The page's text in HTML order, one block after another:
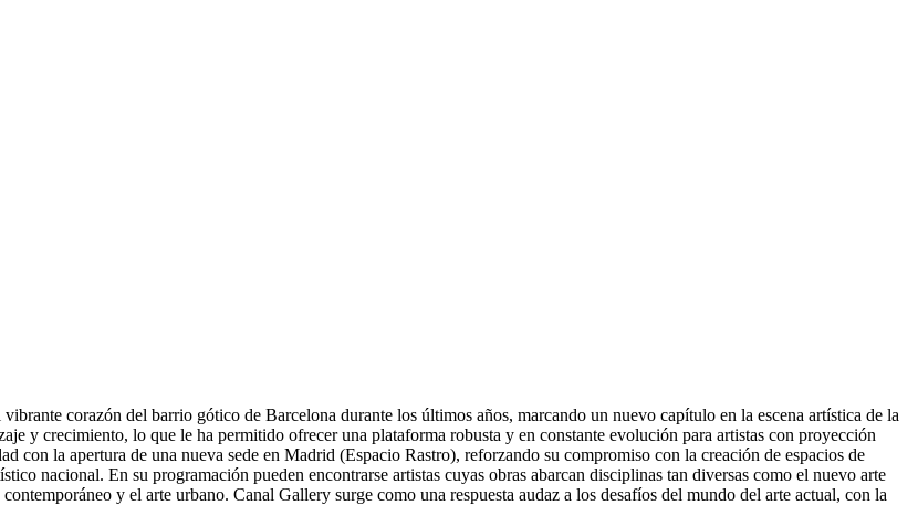
corazón del barrio gótico de Barcelona durante los últimos años, marcando un nuevo capítulo en la escena artística de la
y crecimiento, lo que le ha permitido ofrecer una plataforma robusta y en constante evolución para artistas con proyección
con la apertura de una nueva sede en Madrid (Espacio Rastro), reforzando su compromiso con la creación de espacios de
nacional. En su programación pueden encontrarse artistas cuyas obras abarcan disciplinas tan diversas como el nuevo arte
y el arte urbano. Canal Gallery surge como una respuesta audaz a los desafíos del mundo del arte actual, con la